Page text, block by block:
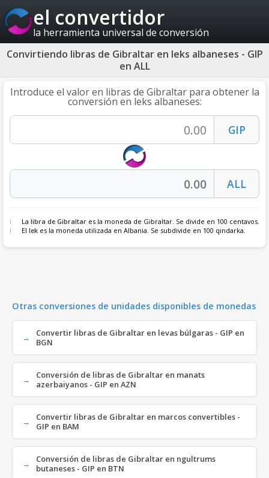
el convertidor
la herramienta universal de conversión
Convirtiendo libras de Gibraltar en leks albaneses - GIP
en ALL
Introduce el valor en libras de Gibraltar para obtener la
conversión en leks albaneses:
La libra de Gibraltar es la moneda de Gibraltar. Se divide en 100 centavos.
El lek es la moneda utilizada en Albania. Se subdivide en 100 qindarka.
Otras conversiones de unidades disponibles de monedas
Convertir libras de Gibraltar en levas búlgaras - GIP en
BGN
Conversión de libras de Gibraltar en manats
azerbaiyanos - GIP en AZN
Convertir libras de Gibraltar en marcos convertibles -
GIP en BAM
Conversión de libras de Gibraltar en ngultrums
butaneses - GIP en BTN